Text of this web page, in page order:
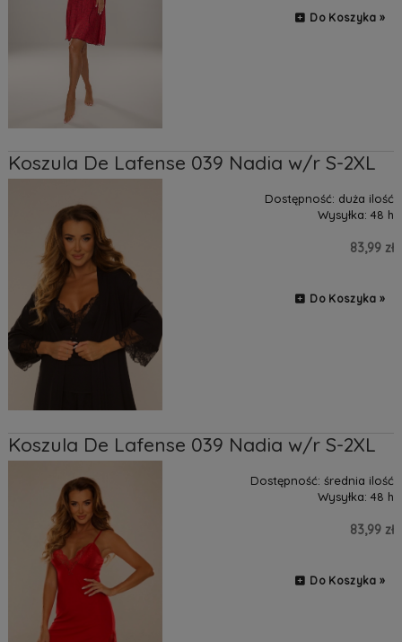
Do Koszyka »
Koszula De Lafense 039 Nadia w/r S-2XL
Dostępność: duża ilość
Wysyłka: 48 h
83,99 zł
Do Koszyka »
Koszula De Lafense 039 Nadia w/r S-2XL
Dostępność: średnia ilość
Wysyłka: 48 h
83,99 zł
Do Koszyka »